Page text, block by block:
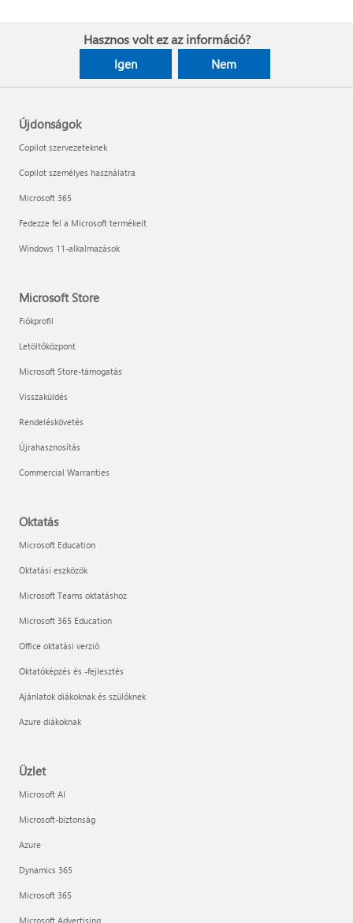
Hasznos volt ez az információ?
Igen Nem
Újdonságok
Copilot szervezeteknek
Copilot személyes használatra
Microsoft 365
Fedezze fel a Microsoft termékeit
Windows 11-alkalmazások
Microsoft Store
Fiókprofil
Letöltőközpont
Microsoft Store-támogatás
Visszaküldés
Rendeléskövetés
Újrahasznosítás
Commercial Warranties
Oktatás
Microsoft Education
Oktatási eszközök
Microsoft Teams oktatáshoz
Microsoft 365 Education
Office oktatási verzió
Oktatóképzés és -fejlesztés
Ajánlatok diákoknak és szülőknek
Azure diákoknak
Üzlet
Microsoft AI
Microsoft-biztonság
Azure
Dynamics 365
Microsoft 365
Microsoft Advertising